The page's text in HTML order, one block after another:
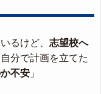
るけど、 志望校へ
自分で計画を立てた
不安 」